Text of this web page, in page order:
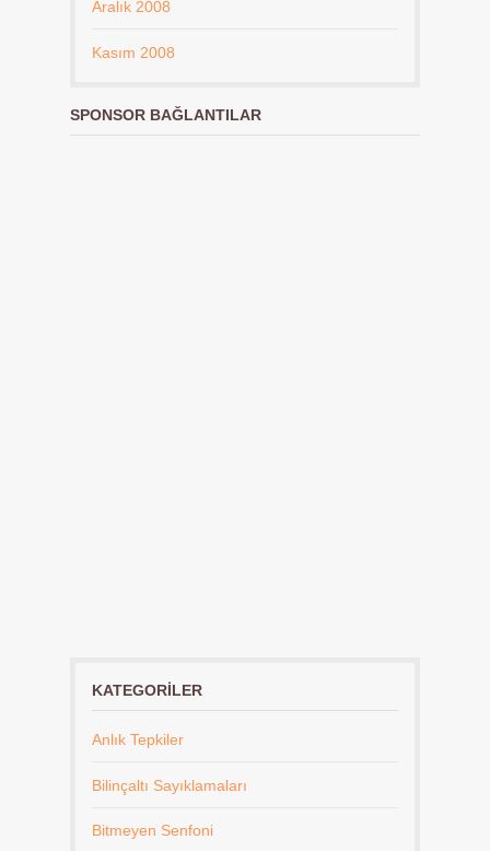
Aralık 2008
Kasım 2008
SPONSOR BAĞLANTILAR
KATEGORILER
Anlık Tepkiler
Bilinçaltı Sayıklamaları
Bitmeyen Senfoni